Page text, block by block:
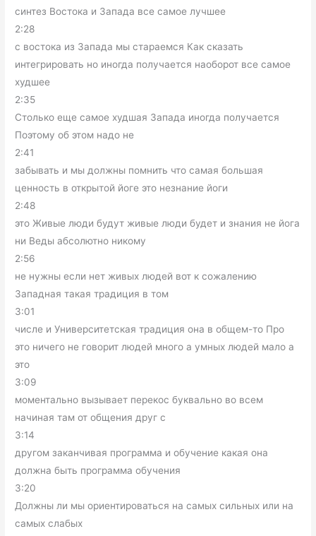
синтез Востока и Запада все самое лучшее
2:28
с востока из Запада мы стараемся Как сказать
интегрировать но иногда получается наоборот все самое
худшее
2:35
Столько еще самое худшая Запада иногда получается
Поэтому об этом надо не
2:41
забывать и мы должны помнить что самая большая
ценность в открытой йоге это незнание йоги
2:48
это Живые люди будут живые люди будет и знания не йога
ни Веды абсолютно никому
2:56
не нужны если нет живых людей вот к сожалению
Западная такая традиция в том
3:01
числе и Университетская традиция она в общем-то Про
это ничего не говорит людей много а умных людей мало а
это
3:09
моментально вызывает перекос буквально во всем
начиная там от общения друг с
3:14
другом заканчивая программа и обучение какая она
должна быть программа обучения
3:20
Должны ли мы ориентироваться на самых сильных или на
самых слабых